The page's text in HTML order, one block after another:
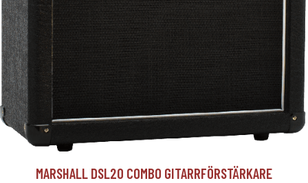
MARSHALL DSL20 COMBO GITARRFÖRSTÄRKARE